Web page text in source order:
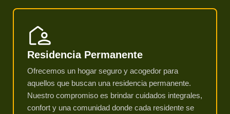
Residencia Permanente
Ofrecemos un hogar seguro y acogedor para
aquellos que buscan una residencia permanente.
Nuestro compromiso es brindar cuidados integrales,
confort y una comunidad donde cada residente se